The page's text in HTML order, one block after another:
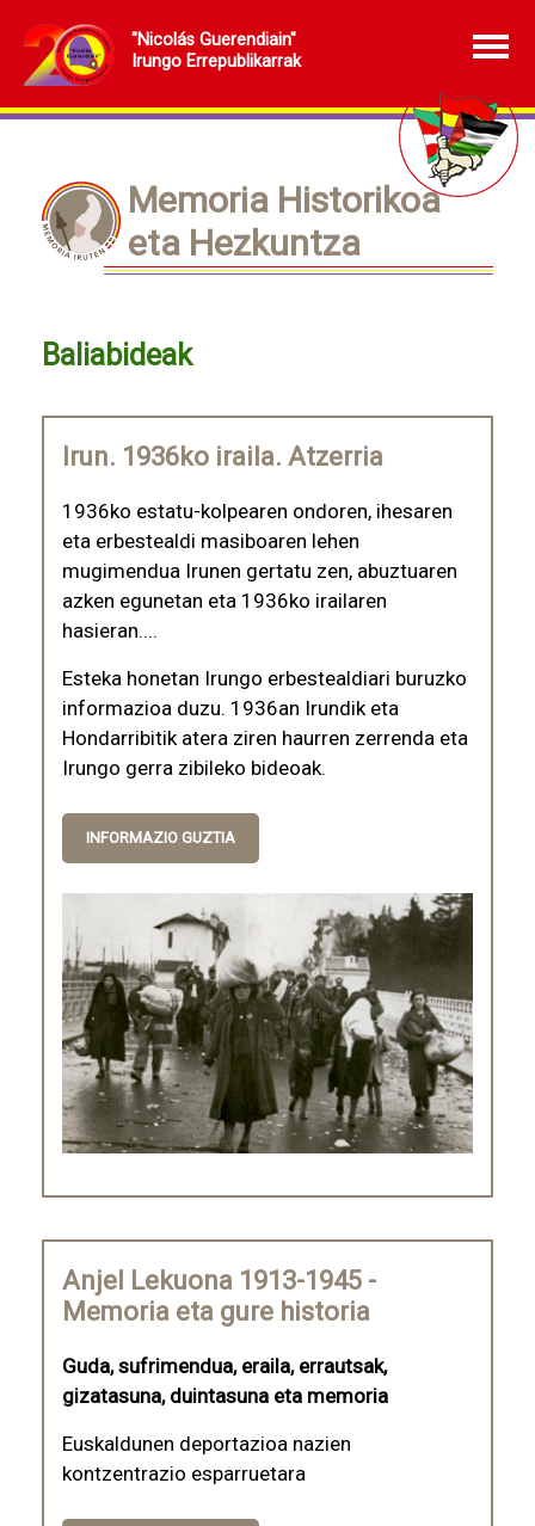
"Nicolás Guerendiain"
Irungo Errepublikarrak
Memoria Historikoa
eta Hezkuntza
Baliabideak
Irun. 1936ko iraila. Atzerria
1936ko estatu-kolpearen ondoren, ihesaren
eta erbestealdi masiboaren lehen
mugimendua Irunen gertatu zen, abuztuaren
azken egunetan eta 1936ko irailaren
hasieran....
Esteka honetan Irungo erbestealdiari buruzko
informazioa duzu. 1936an Irundik eta
Hondarribitik atera ziren haurren zerrenda eta
Irungo gerra zibileko bideoak.
INFORMAZIO GUZTIA
Anjel Lekuona 1913-1945 -
Memoria eta gure historia
Guda, sufrimendua, eraila, errautsak,
gizatasuna, duintasuna eta memoria
Euskaldunen deportazioa nazien
kontzentrazio esparruetara